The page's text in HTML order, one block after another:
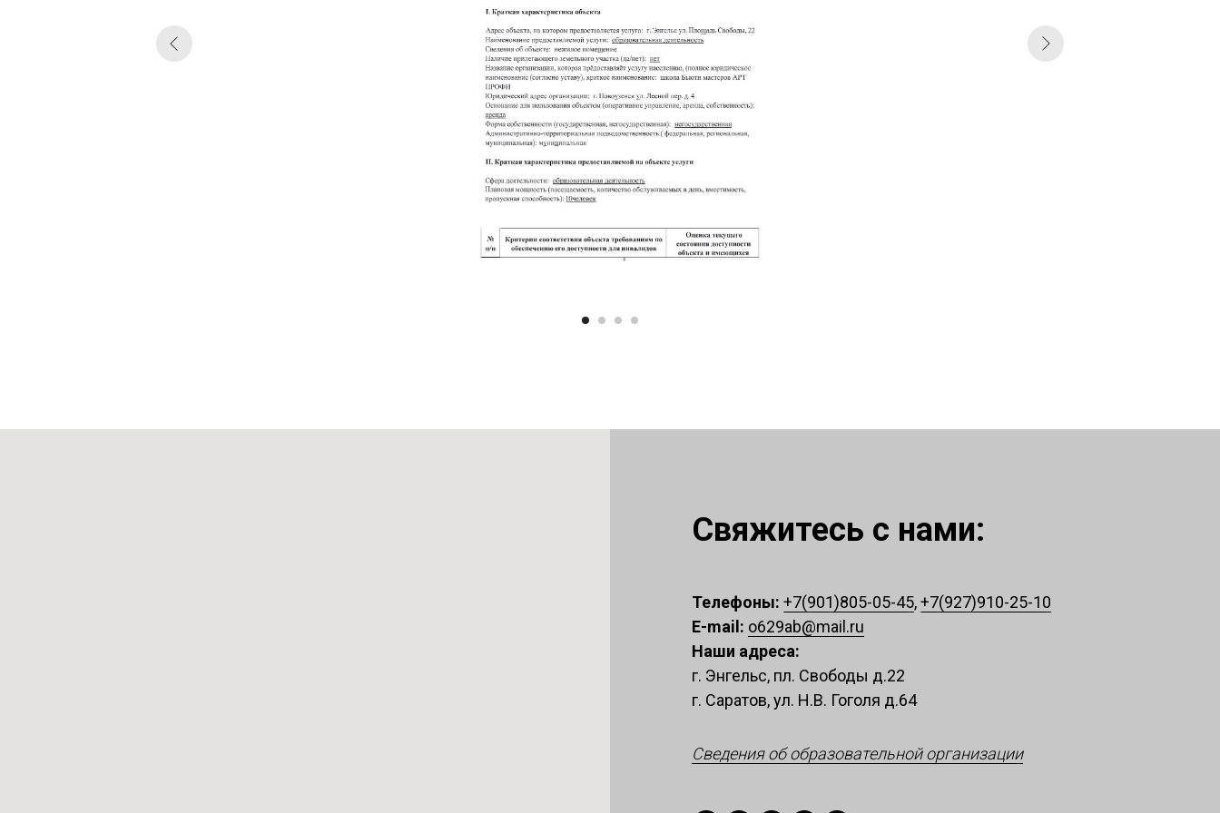
Свяжитесь с нами:
Телефоны: +7(901)805-05-45,+7(927)910-25-10
E-mail: o629ab@mail.ru
Наши адреса:
г. Энгельс, пл. Свободы д.22
г. Саратов, ул. Н.В. Гоголя д.64
Сведения об образовательной организации